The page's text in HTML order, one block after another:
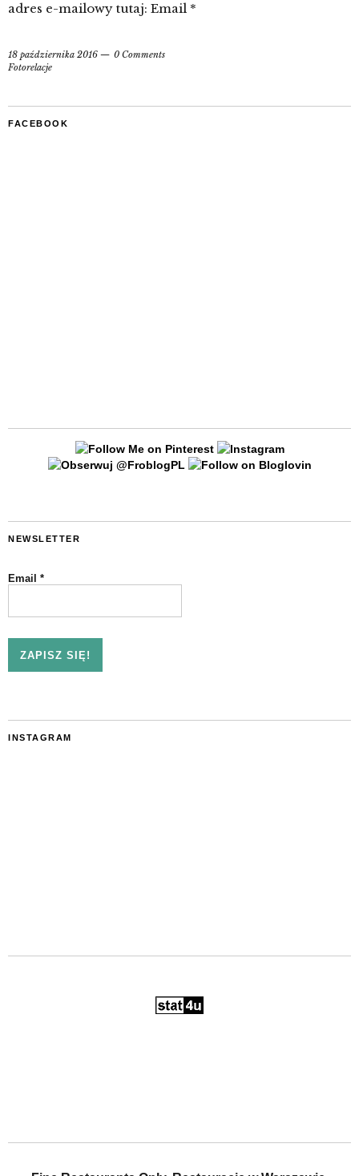
adres e-mailowy tutaj: Email *
18 października 2016
0 Comments
Fotorelacje
FACEBOOK
NEWSLETTER
Email *
INSTAGRAM